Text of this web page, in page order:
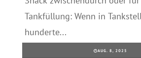
Tankfüllung: Wenn in
hunderte...
AUG. 8, 2025